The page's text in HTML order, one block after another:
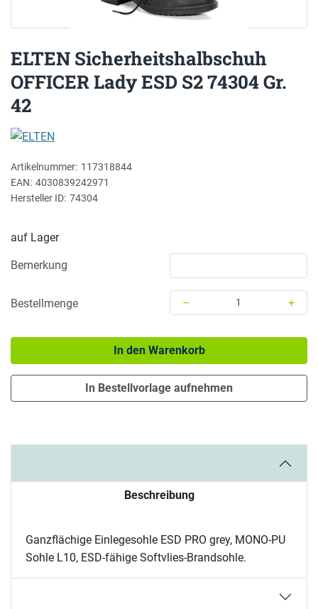
ELTEN Sicherheitshalbschuh
OFFICER Lady ESD S2 74304 Gr.
42
Artikelnummer: 117318844
EAN: 4030839242971
Hersteller ID: 74304
auf Lager
Bemerkung
Bestellmenge –
+
In den Warenkorb
In Bestellvorlage aufnehmen
Beschreibung
Ganzflächige Einlegesohle ESD PRO grey, MONO-PU
Sohle L10, ESD-fähige Softvlies-Brandsohle.